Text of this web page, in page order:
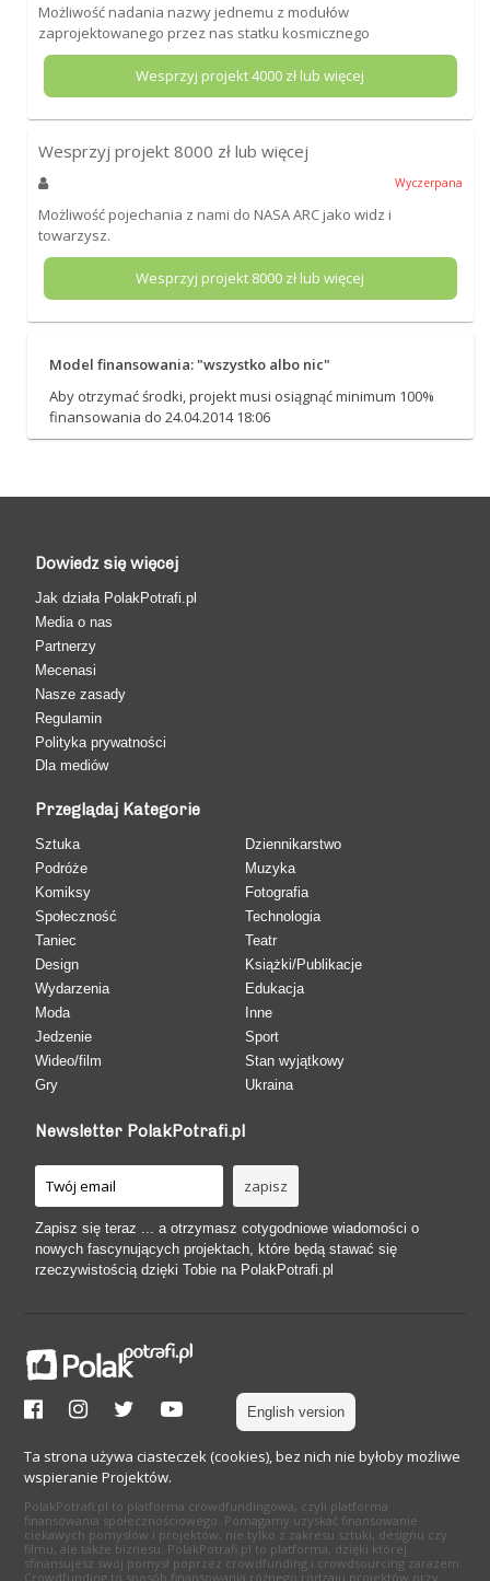
Możliwość nadania nazwy jednemu z modułów
zaprojektowanego przez nas statku kosmicznego
Wesprzyj projekt4000 zł lub więcej
Wesprzyj projekt 8000 zł lub więcej
Wyczerpana
Możliwość pojechania z nami do NASA ARC jako widz i
towarzysz.
Wesprzyj projekt 8000 zł lub więcej
Model finansowania: "wszystko albo nic"
Aby otrzymać środki, projekt musi osiągnąć minimum 100%
finansowania do 24.04.2014 18:06
Dowiedz się więcej
Jak działa PolakPotrafi.pl
Media o nas
Partnerzy
Mecenasi
Nasze zasady
Regulamin
Polityka prywatności
Dla mediów
Przeglądaj Kategorie
Sztuka
Podróże
Komiksy
Społeczność
Taniec
Design
Wydarzenia
Moda
Jedzenie
Wideo/film
Gry
Dziennikarstwo
Muzyka
Fotografia
Technologia
Teatr
Książki/Publikacje
Edukacja
Inne
Sport
Stan wyjątkowy
Ukraina
Newsletter PolakPotrafi.pl
Zapisz się teraz ... a otrzymasz cotygodniowe wiadomości o
nowych fascynujących projektach, które będą stawać się
rzeczywistością dzięki Tobie na PolakPotrafi.pl
English version
Ta strona używa ciasteczek (cookies), bez nich nie byłoby możliwe
wspieranie Projektów.
PolakPotrafi.pl to platforma crowdfundingowa, czyli platforma
finansowania społecznościowego. Pomagamy uzyskać finansowanie
ciekawych pomysłów i projektów, nie tylko z zakresu sztuki, designu czy
filmu, ale także biznesu. PolakPotrafi.pl to platforma, dzięki której
sfinansujesz swój pomysł poprzez crowdfunding i crowdsourcing zarazem.
Crowdfunding to sposób finansowania różnego rodzaju projektów przy